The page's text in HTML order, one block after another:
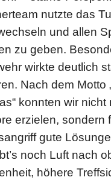
nutzte das
und allen
zu geben.
wirkte deutlich
Nach dem Motto
konnten wir nicht
erzielen, sondern
gute
noch Luft nach
höhere